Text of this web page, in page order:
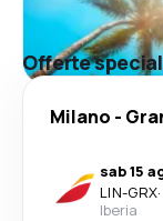
Offerte
Milano -
sab 15
LIN-GRX·
Iberia